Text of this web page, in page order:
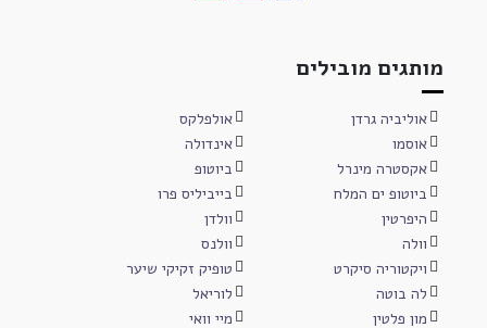
מותגים מובילים
אוליביה גרדן
אולפלקס
אוסמו
אינדולה
אקסטרה מינרל
ביוטופ
ביוטופ ים המלח
בייביליס פרו
היפרטין
וולדן
וולה
וולנס
ויקטוריה סיקרט
טופיק זקיקי שיער
לה בוטה
לוריאל
מון פלטין
מיי וואי